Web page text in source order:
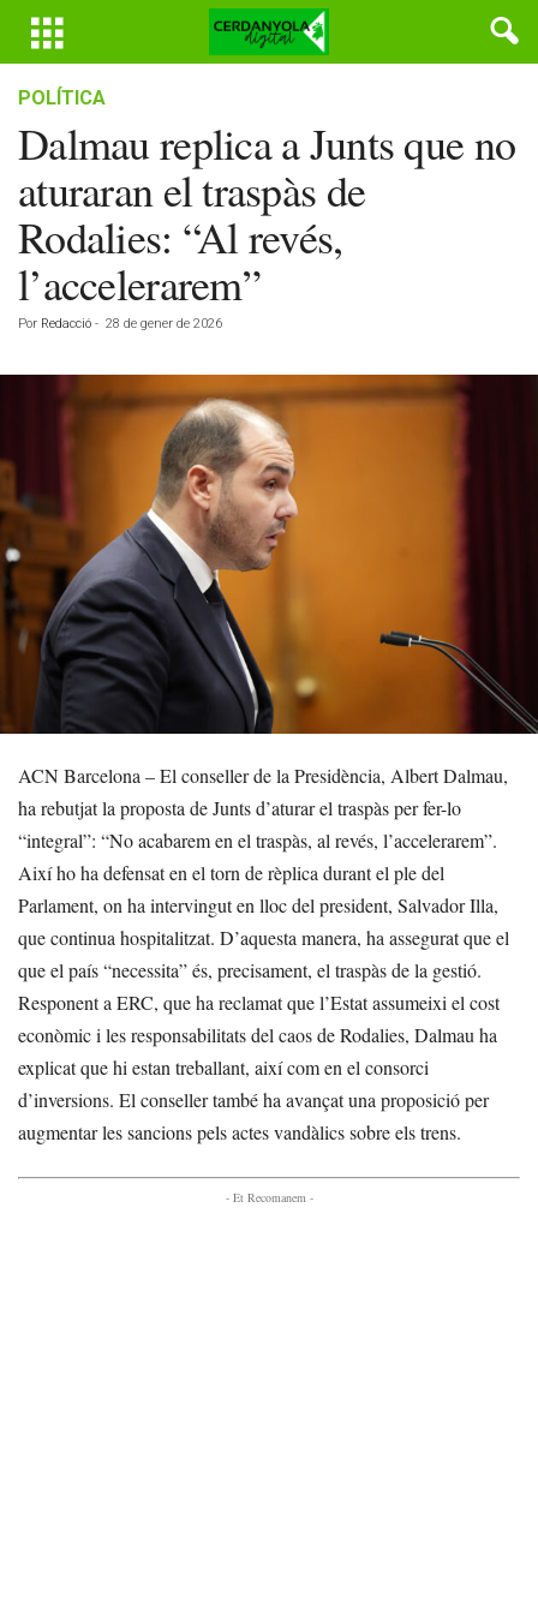
POLÍTICA
Dalmau replica a Junts que no
aturaran el traspàs de
Rodalies: “Al revés,
l’accelerarem”
Por Redacció - 28 de gener de 2026
ACN Barcelona – El conseller de la Presidència, Albert Dalmau,
ha rebutjat la proposta de Junts d’aturar el traspàs per fer-lo
“integral”: “No acabarem en el traspàs, al revés, l’accelerarem”.
Així ho ha defensat en el torn de rèplica durant el ple del
Parlament, on ha intervingut en lloc del president, Salvador Illa,
que continua hospitalitzat. D’aquesta manera, ha assegurat que el
que el país “necessita” és, precisament, el traspàs de la gestió.
Responent a ERC, que ha reclamat que l’Estat assumeixi el cost
econòmic i les responsabilitats del caos de Rodalies, Dalmau ha
explicat que hi estan treballant, així com en el consorci
d’inversions. El conseller també ha avançat una proposició per
augmentar les sancions pels actes vandàlics sobre els trens.
- Et Recomanem -